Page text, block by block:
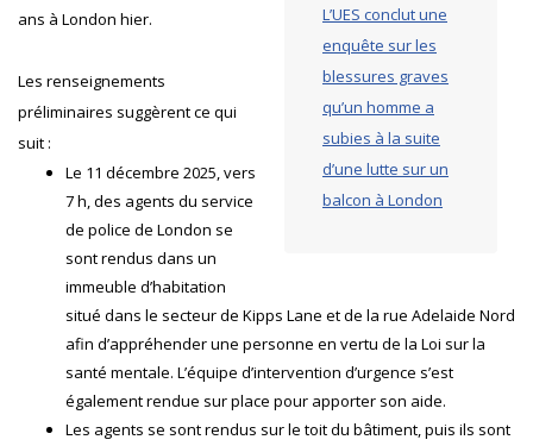
L’UES conclut une
enquête sur les
blessures graves
qu’un homme a
subies à la suite
d’une lutte sur un
balcon à London
ans à London hier.
Les renseignements
préliminaires suggèrent ce qui
suit :
Le 11 décembre 2025, vers
7 h, des agents du service
de police de London se
sont rendus dans un
immeuble d’habitation
situé dans le secteur de Kipps Lane et de la rue Adelaide Nord
afin d’appréhender une personne en vertu de la Loi sur la
santé mentale. L’équipe d’intervention d’urgence s’est
également rendue sur place pour apporter son aide.
Les agents se sont rendus sur le toit du bâtiment, puis ils sont